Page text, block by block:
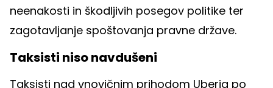
neenakosti in škodljivih posegov politike ter
zagotavljanje spoštovanja pravne države.
Taksisti niso navdušeni
Taksisti nad vnovičnim prihodom Uberja po